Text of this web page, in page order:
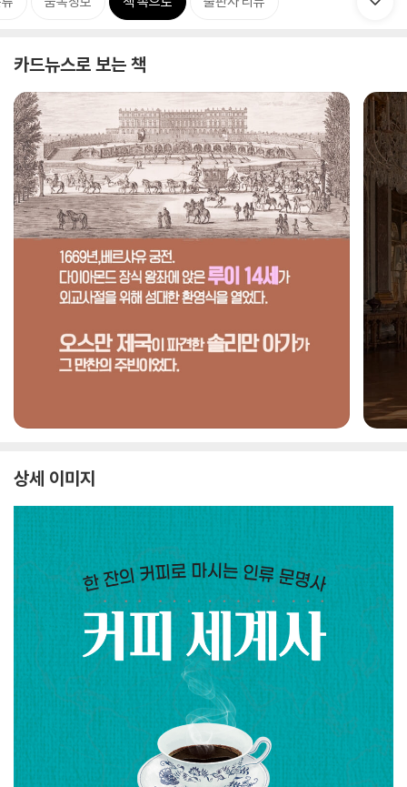
카드뉴스로 보는 책
상세 이미지